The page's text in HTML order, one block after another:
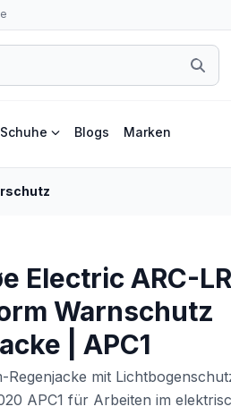
Schuhe Blogs Marken
Electric ARC-
Warnschutz
| APC1
Regenjacke mit
APC1 für Arbeiten im